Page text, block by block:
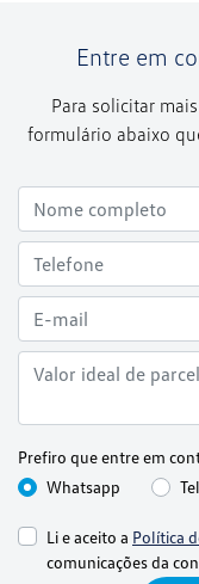
Entre em
Para solicitar
formulário abaixo
Prefiro que entre em
Whatsapp
Li e aceito a Política
comunicações da